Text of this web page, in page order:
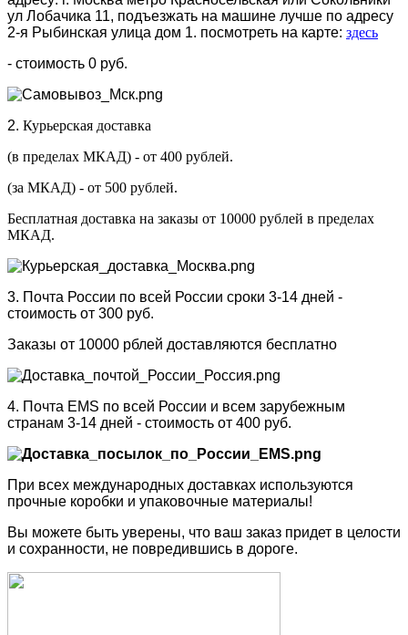
ул Лобачика 11, подъезжать на машине лучше по адресу
2-я Рыбинская улица дом 1. посмотреть на карте: здесь
- стоимость 0 руб.
2. Курьерская доставка
(в пределах МКАД) - от 400 рублей.
(за МКАД) - от 500 рублей.
Бесплатная доставка на заказы от 10000 рублей в пределах
МКАД.
3. Почта России по всей России сроки 3-14 дней -
стоимость от 300 руб.
Заказы от 10000 рблей доставляются бесплатно
4. Почта EMS по всей России и всем зарубежным
странам 3-14 дней - стоимость от 400 руб.
При всех международных доставках используются
прочные коробки и упаковочные материалы!
Вы можете быть уверены, что ваш заказ придет в целости
и сохранности, не повредившись в дороге.